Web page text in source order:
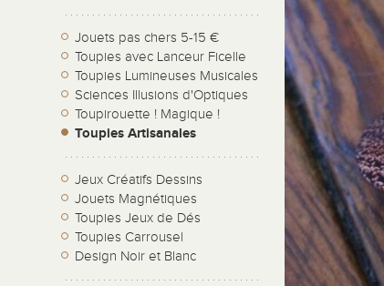
Jouets pas chers 5-15 €
Toupies avec Lanceur Ficelle
Toupies Lumineuses Musicales
Sciences Illusions d'Optiques
Toupirouette ! Magique !
Toupies Artisanales
Jeux Créatifs Dessins
Jouets Magnétiques
Toupies Jeux de Dés
Toupies Carrousel
Design Noir et Blanc